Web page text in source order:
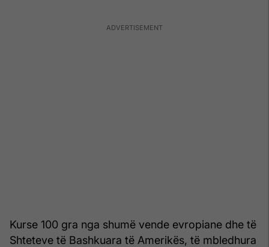
Kurse 100 gra nga shumë vende evropiane dhe të
Shteteve të Bashkuara të Amerikës, të mbledhura